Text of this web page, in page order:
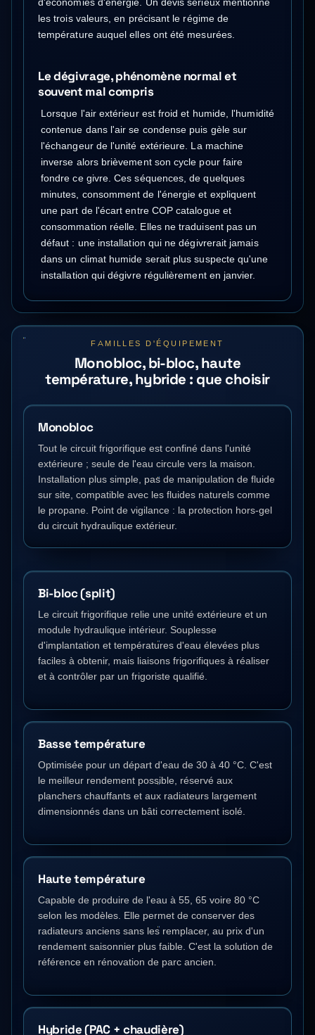
les trois valeurs, en précisant le régime de
température auquel elles ont été mesurées.
Le dégivrage, phénomène normal et
souvent mal compris
Lorsque l'air extérieur est froid et humide, l'humidité
contenue dans l'air se condense puis gèle sur
l'échangeur de l'unité extérieure. La machine
inverse alors brièvement son cycle pour faire
fondre ce givre. Ces séquences, de quelques
minutes, consomment de l'énergie et expliquent
une part de l'écart entre COP catalogue et
consommation réelle. Elles ne traduisent pas un
défaut : une installation qui ne dégivrerait jamais
dans un climat humide serait plus suspecte qu'une
installation qui dégivre régulièrement en janvier.
FAMILLES D'ÉQUIPEMENT
Monobloc, bi-bloc, haute
température, hybride : que choisir
Monobloc
Tout le circuit frigorifique est confiné dans l'unité
extérieure ; seule de l'eau circule vers la maison.
Installation plus simple, pas de manipulation de fluide
sur site, compatible avec les fluides naturels comme
le propane. Point de vigilance : la protection hors-gel
du circuit hydraulique extérieur.
Bi-bloc (split)
Le circuit frigorifique relie une unité extérieure et un
module hydraulique intérieur. Souplesse
d'implantation et températures d'eau élevées plus
faciles à obtenir, mais liaisons frigorifiques à réaliser
et à contrôler par un frigoriste qualifié.
Basse température
Optimisée pour un départ d'eau de 30 à 40 °C. C'est
le meilleur rendement possible, réservé aux
planchers chauffants et aux radiateurs largement
dimensionnés dans un bâti correctement isolé.
Haute température
Capable de produire de l'eau à 55, 65 voire 80 °C
selon les modèles. Elle permet de conserver des
radiateurs anciens sans les remplacer, au prix d'un
rendement saisonnier plus faible. C'est la solution de
référence en rénovation de parc ancien.
Hybride (PAC + chaudière)